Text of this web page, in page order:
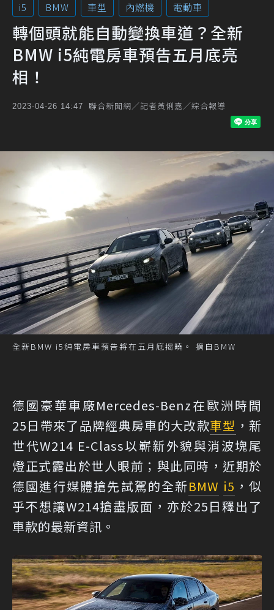
i5 BMW 車型 內燃機 電動車
轉個頭就能自動變換車道？全新
BMW i5純電房車預告五月底亮
相！
2023-04-26 14:47 聯合新聞網／記者黃俐嘉／綜合報導
全新BMW i5純電房車預告將在五月底揭曉。 摘自BMW
德國豪華車廠Mercedes-Benz在歐洲時間
25日帶來了品牌經典房車的大改款車型 ，新
世代W214 E-Class以嶄新外貌與消波塊尾
燈正式露出於世人眼前；與此同時，近期於
德國進行媒體搶先試駕的全新BMW i5 ，似
乎不想讓W214搶盡版面，亦於25日釋出了
車款的最新資訊。